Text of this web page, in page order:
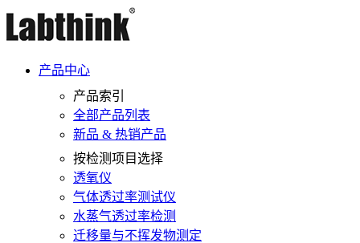
产品中心
产品索引
全部产品列表
新品 & 热销产品
按检测项目选择
透氧仪
气体透过率测试仪
水蒸气透过率检测
迁移量与不挥发物测定